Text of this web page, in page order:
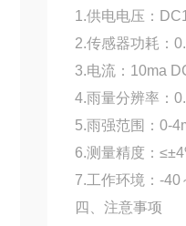
1.供电电压：
2.传感器功耗：
3.电流：10ma
4.雨量分辨率：
5.雨强范围：0-
6.测量精度：
7.工作环境：-
四、注意事项